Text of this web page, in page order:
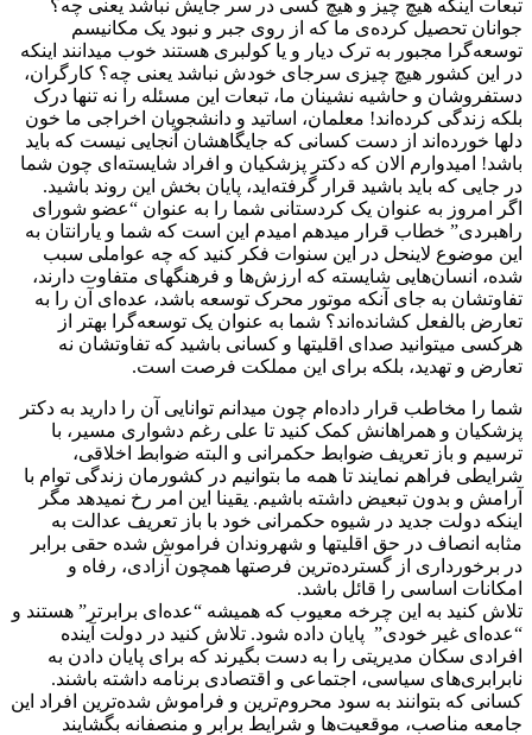
تبعات اینکە هیچ چیز و هیچ کسی در سر جایش نباشد یعنی چە؟
جوانان تحصیل کردەی ما کە از روی جبر و نبود یک مکانیسم
توسعەگرا مجبور بە ترک دیار و یا کولبری هستند خوب میدانند اینکە
در این کشور هیچ چیزی سرجای خودش نباشد یعنی چە؟ کارگران،
دستفروشان و حاشیە نشینان ما، تبعات این مسئلە را نە تنها درک
بلکه زندگی کردەاند! معلمان، اساتید و دانشجویان اخراجی ما خون
دلها خوردەاند از دست کسانی کە جایگاهشان آنجایی نیست کە باید
باشد! امیدوارم الان کە دکتر پزشکیان و افراد شایستەای چون شما
در جایی کە باید باشید قرار گرفتەاید، پایان بخش این روند باشید.
اگر امروز بە عنوان یک کردستانی شما را به عنوان “عضو شورای
راهبردی” خطاب قرار میدهم امیدم این است کە شما و یارانتان بە
این موضوع لاینحل در این سنوات فکر کنید کە چه عواملی سبب
شدە، انسان‌‌هایی شایستە که ارزش‌ها و فرهنگهای متفاوت دارند،
تفاوتشان بە جای آنکە موتور محرک توسعە باشد، عدەای آن را بە
تعارض بالفعل کشاندەاند؟ شما به عنوان یک توسعەگرا بهتر از
هرکسی میتوانید صدای اقلیتها و کسانی باشید کە تفاوتشان نە
تعارض و تهدید، بلکە برای این مملکت فرصت است.
شما را مخاطب قرار دادەام چون میدانم توانایی آن را دارید بە دکتر
پزشکیان و همراهانش کمک کنید تا علی رغم دشواری مسیر، با
ترسیم و باز تعریف ضوابط حکمرانی و البته ضوابط اخلاقی،
شرایطی فراهم نمایند تا همە ما بتوانیم در کشورمان زندگی توام با
آرامش و بدون تبعیض داشتە باشیم. یقینا این امر رخ نمیدهد مگر
اینکە دولت جدید در شیوە حکمرانی خود با باز تعریف عدالت بە
مثابە انصاف در حق اقلیتها و شهروندان فراموش شدە حقی برابر
در برخورداری از گسترده‌ترین فرصتها همچون آزادی، رفاه و
امکانات اساسی را قائل باشد.
تلاش کنید بە این چرخه معیوب کە همیشە “عدەای برابرتر” هستند و
“عدەای غیر خودی” پایان دادە شود. تلاش کنید در دولت آیندە
افرادی سکان مدیریتی را به دست بگیرند کە برای پایان دادن به
نابرابری‌های سیاسی، اجتماعی و اقتصادی برنامه داشتە باشند.
کسانی کە بتوانند به سود محروم‌ترین و فراموش شدەترین افراد این
جامعە مناصب، موقعیت‌ها و شرایط برابر و منصفانه‌ بگشایند